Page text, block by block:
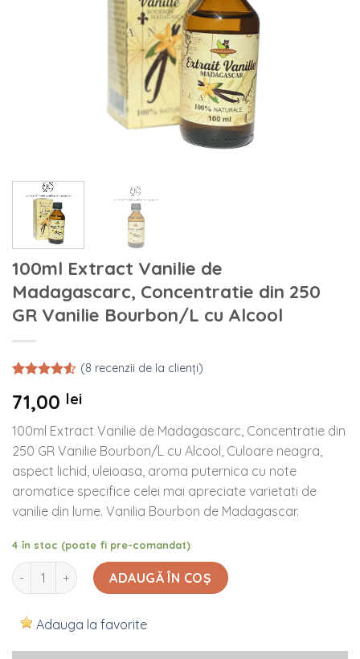
100ml Extract Vanilie de
Madagascarc, Concentratie din 250
GR Vanilie Bourbon/L cu Alcool
4.50
din 5
pe baza a
evaluări
de la
clienți
(8 recenzii de la clienți)
71,00 lei
100ml Extract Vanilie de Madagascarc, Concentratie din
250 GR Vanilie Bourbon/L cu Alcool, Culoare neagra,
aspect lichid, uleioasa, aroma puternica cu note
aromatice specifice celei mai apreciate varietati de
vanilie din lume. Vanilia Bourbon de Madagascar.
4 în stoc (poate fi pre-comandat)
Cantitate 100ml Extract Vanilie de Madagascarc,
ADAUGĂ ÎN COȘ
Adauga la favorite